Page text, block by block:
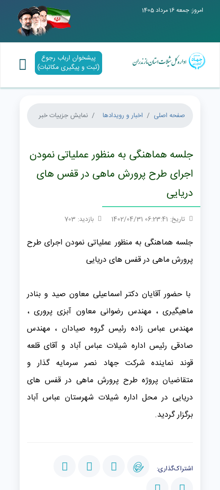
امروز: جمعه 16 مرداد 1405
پیشخوان ارباب رجوع
(ثبت و پیگیری مکاتبات)
صفحه اصلی اخبار و رویدادها نمایش جزییات خبر
جلسه هماهنگی به منظور عملیاتی نمودن
اجرای طرح پرورش ماهی در قفس های
دریایی
تاریخ: 06:23:41 1402/04/31 بازدید: 703
جلسه هماهنگی به منظور عملیاتی نمودن اجرای طرح
پرورش ماهی در قفس های دریایی
با حضور آقایان دکتر اسماعیلی معاون صید و بنادر
ماهیگیری ، مهندس رضوانی معاون آبزی پروری ،
مهندس عباس زاده رئیس گروه صیادان ، مهندس
صادقی رئیس اداره شیلات عباس آباد و آقای قلعه
قوند نماینده شرکت جهاد نصر سرمایه گذار و
متقاضیان پروژه طرح پرورش ماهی در قفس های
دریایی در محل اداره شیلات شهرستان عباس آباد
برگزار گردید.
اشتراک‌گذاری: